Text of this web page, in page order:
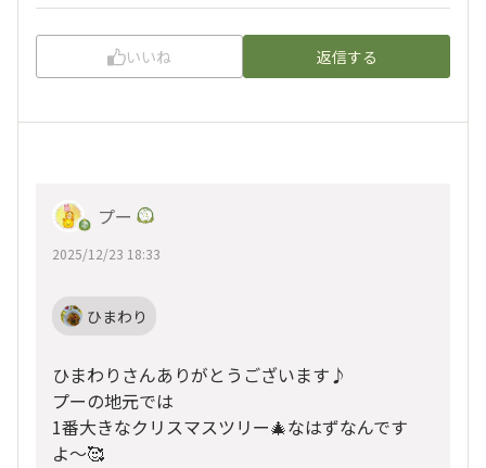
いいね 返信する
プー
2025/12/23 18:33
ひまわり
ひまわりさんありがとうございます♪
プーの地元では
1番大きなクリスマスツリー🎄なはずなんです
よ〜🥰